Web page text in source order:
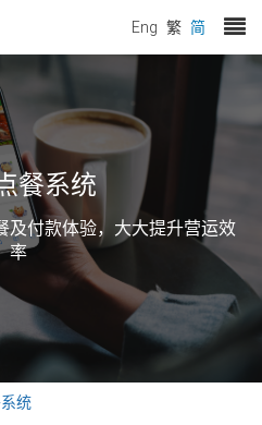
Eng 繁 简
餐系统
及付款体验，大大提升营运效
率
统